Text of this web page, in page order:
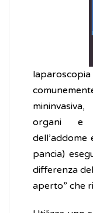
organi e
pancia)
differenza
aperto” che